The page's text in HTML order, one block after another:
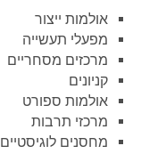
אולמות ייצור
מפעלי תעשייה
מרכזים מסחריים
קניונים
אולמות ספורט
מרכזי תרבות
מחסנים לוגיסטיים